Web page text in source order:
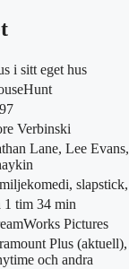
i sitt eget hus
Verbinski
Lane, Lee
1 tim 34 min
Pictures
Plus
och andra